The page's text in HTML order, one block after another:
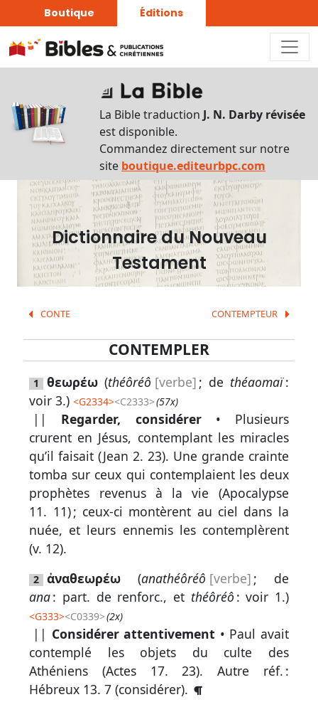
Boutique Éditions
La Bible traduction J. N. Darby révisée
est disponible.
Commandez directement sur notre
site boutique.editeurbpc.com
Dictionnaire du Nouveau
Testament
CONTE CONTEMPTEUR
CONTEMPLER
1 θεωρέω (théôréô [verbe] ; de théaomaï:
voir 3.)<G2334><C2333>(57x)
|| Regarder, considérer• Plusieurs
crurent en Jésus, contemplant les miracles
qu’il faisait (Jean 2. 23). Une grande crainte
tomba sur ceux qui contemplaient les deux
prophètes revenus à la vie (Apocalypse
11. 11) ; ceux-ci montèrent au ciel dans la
nuée, et leurs ennemis les contemplèrent
(v. 12).
2 ἀναθεωρέω (anathéôréô [verbe] ; de
ana: part. de renforc., et théôréô : voir 1.)
<G333><C0339>(2x)
|| Considérer attentivement • Paul avait
contemplé les objets du culte des
Athéniens (Actes 17. 23).Autre réf. :
Hébreux 13. 7 (considérer).
Recherche
Rechercher
par
lettre
Rechercher
par
mot
Recherche
grec
Rechercher
par
code
strong
Rechercher
par
lettre
Rechercher
par
mot
grec